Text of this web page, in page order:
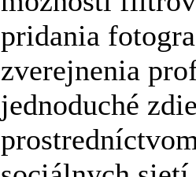
pridania
zverejnenia
jednoduché